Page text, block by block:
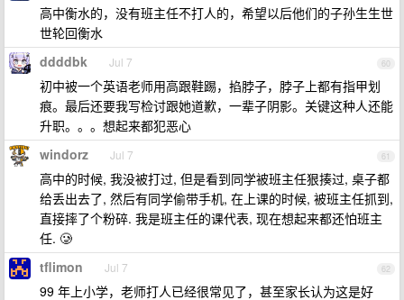
高中衡水的，没有班主任不打人的，希望以后他们的子孙生生世
世轮回衡水
60
ddddbk Jul 7
初中被一个英语老师用高跟鞋踢，掐脖子，脖子上都有指甲划
痕。最后还要我写检讨跟她道歉，一辈子阴影。关键这种人还能
升职。。。想起来都犯恶心
61
windorz Jul 7
高中的时候, 我没被打过, 但是看到同学被班主任狠揍过, 桌子都
给丢出去了, 然后有同学偷带手机, 在上课的时候, 被班主任抓到,
直接摔了个粉碎. 我是班主任的课代表, 现在想起来都还怕班主
任. 🥲
62
tflimon Jul 7
99 年上小学，老师打人已经很常见了，甚至家长认为这是好